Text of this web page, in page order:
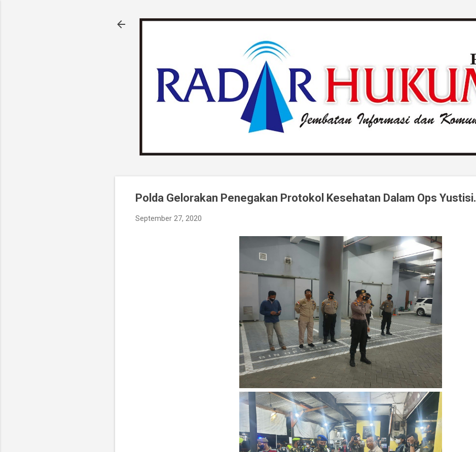
Polda Gelorakan Penegakan Protokol Kesehatan Dalam Ops Yustisi.
September 27, 2020